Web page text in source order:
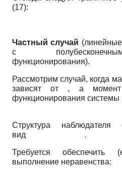
(17):
.
Частный случай
с
функционирования).
Рассмотрим случай, когда
зависят от , а момент
Структура
вид .
Требуется обеспечить
выполнение